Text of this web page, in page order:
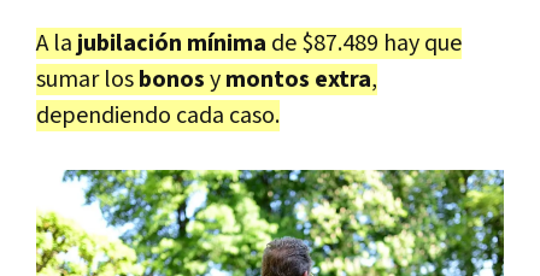
A la jubilación mínima de $87.489 hay que
sumar losbonosymontos extra,
dependiendo cada caso.